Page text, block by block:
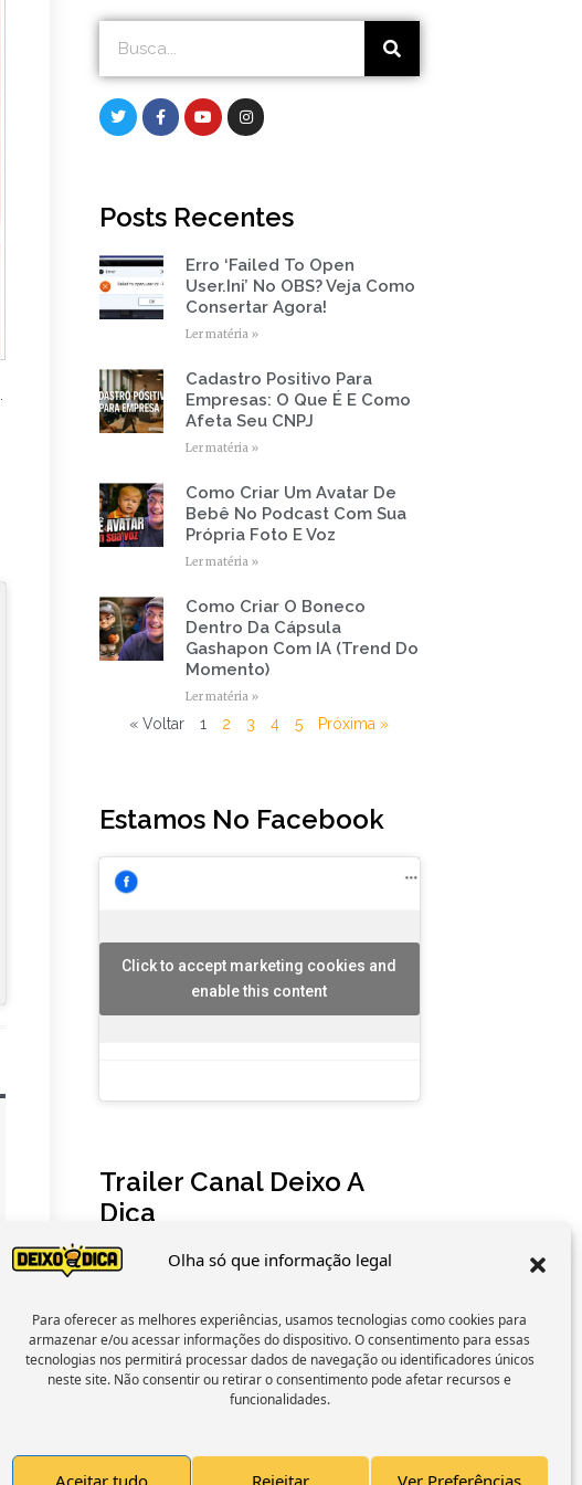
Olha só que informação legal
Para oferecer as melhores experiências, usamos tecnologias como cookies para
armazenar e/ou acessar informações do dispositivo. O consentimento para essas
tecnologias nos permitirá processar dados de navegação ou identificadores únicos
neste site. Não consentir ou retirar o consentimento pode afetar recursos e
funcionalidades.
Aceitar tudo Rejeitar Ver Preferências
Search
T
w
i
F
a
c
k
-
Y
o
u
I
n
s
a
m
Posts Recentes
Erro ‘Failed To Open
User.ini’ No OBS? Veja Como
Consertar Agora!
Ler matéria »
Cadastro Positivo Para
Empresas: O Que É E Como
Afeta Seu CNPJ
Ler matéria »
Como Criar Um Avatar De
Bebê No Podcast Com Sua
Própria Foto E Voz
Ler matéria »
Como Criar O Boneco
Dentro Da Cápsula
Gashapon Com IA (Trend Do
Momento)
Ler matéria »
« Voltar
Page
1
Page
2
Page
3
Page
4
Page
5 Próxima »
Estamos No Facebook
Click to accept marketing cookies and
enable this content
Trailer Canal Deixo A
Dica
Click to accept marketing cookies and
enable this content